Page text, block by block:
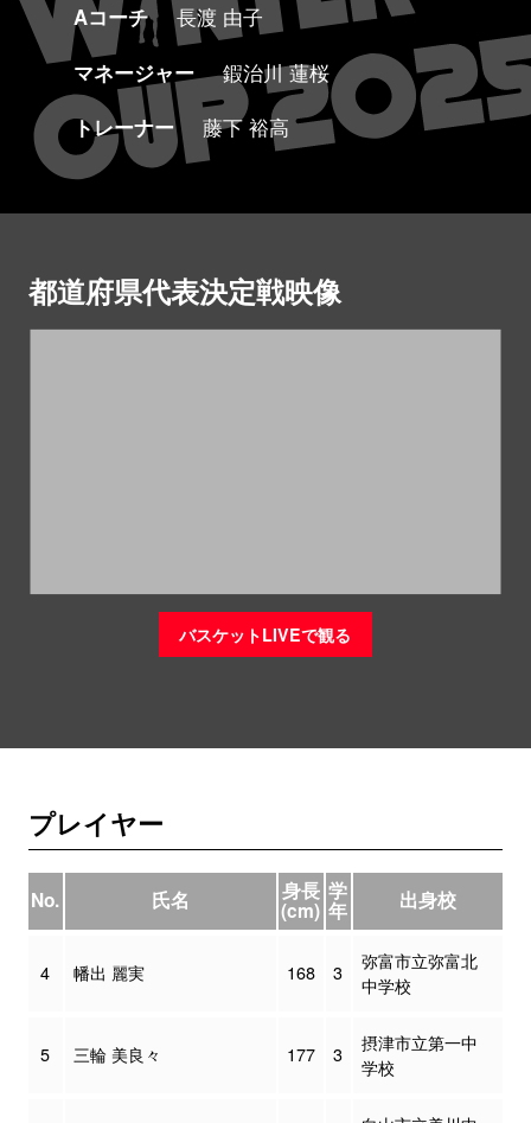
Aコーチ
長渡 由子
マネージャー
鍜治川 蓮桜
トレーナー
藤下 裕高
都道府県代表決定戦映像
バスケットLIVEで観る
プレイヤー
No. 氏名 身長
(cm)
学
年 出身校
4 幡出 麗実 168 3
弥富市立弥富北
中学校
5 三輪 美良々 177 3
摂津市立第一中
学校